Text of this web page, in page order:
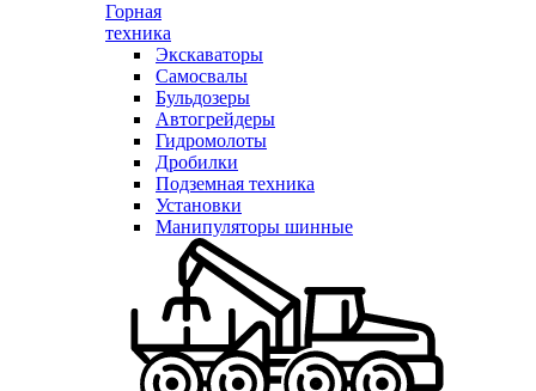
Горная
техника
Экскаваторы
Самосвалы
Бульдозеры
Автогрейдеры
Гидромолоты
Дробилки
Подземная техника
Установки
Манипуляторы шинные